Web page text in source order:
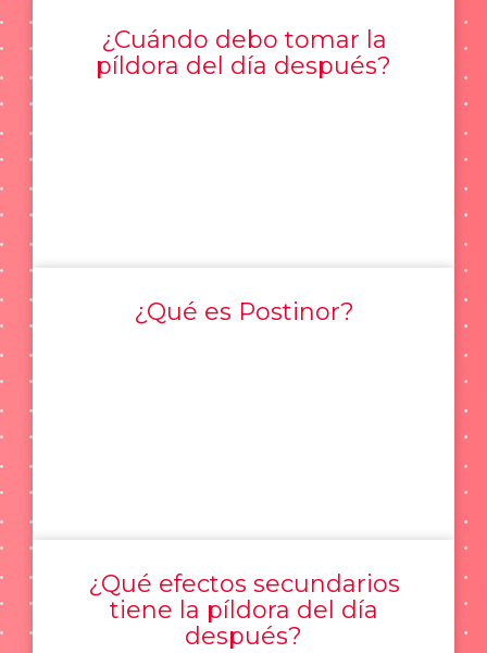
¿Cuándo debo tomar la
píldora del día después?
¿Qué es Postinor?
¿Qué efectos secundarios
tiene la píldora del día
después?